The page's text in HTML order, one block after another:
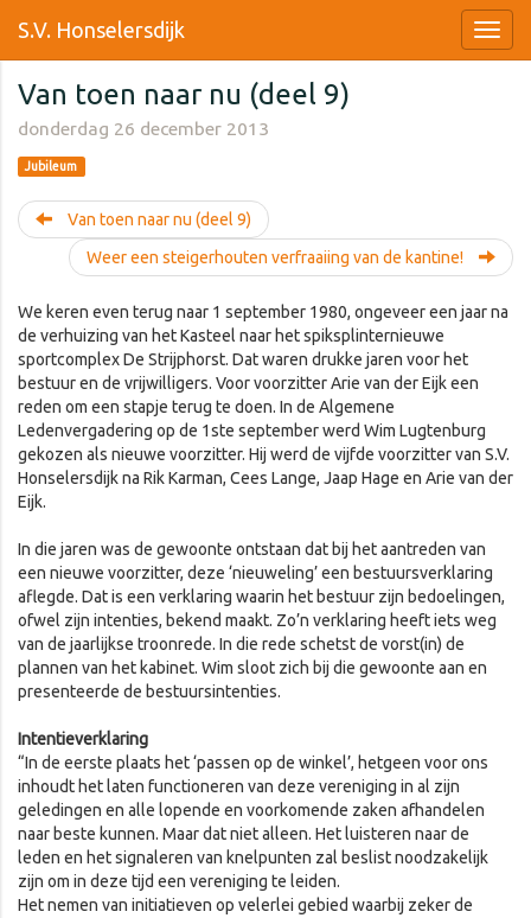
S.V. Honselersdijk
Van toen naar nu (deel 9)
donderdag 26 december 2013
Jubileum
Van toen naar nu (deel 9)
Weer een steigerhouten verfraaiing van de kantine!
We keren even terug naar 1 september 1980, ongeveer een jaar na
de verhuizing van het Kasteel naar het spiksplinternieuwe
sportcomplex De Strijphorst. Dat waren drukke jaren voor het
bestuur en de vrijwilligers. Voor voorzitter Arie van der Eijk een
reden om een stapje terug te doen. In de Algemene
Ledenvergadering op de 1ste september werd Wim Lugtenburg
gekozen als nieuwe voorzitter. Hij werd de vijfde voorzitter van S.V.
Honselersdijk na Rik Karman, Cees Lange, Jaap Hage en Arie van der
Eijk.
In die jaren was de gewoonte ontstaan dat bij het aantreden van
een nieuwe voorzitter, deze ‘nieuweling’ een bestuursverklaring
aflegde. Dat is een verklaring waarin het bestuur zijn bedoelingen,
ofwel zijn intenties, bekend maakt. Zo’n verklaring heeft iets weg
van de jaarlijkse troonrede. In die rede schetst de vorst(in) de
plannen van het kabinet. Wim sloot zich bij die gewoonte aan en
presenteerde de bestuursintenties.
Intentieverklaring
“In de eerste plaats het ‘passen op de winkel’, hetgeen voor ons
inhoudt het laten functioneren van deze vereniging in al zijn
geledingen en alle lopende en voorkomende zaken afhandelen
naar beste kunnen. Maar dat niet alleen. Het luisteren naar de
leden en het signaleren van knelpunten zal beslist noodzakelijk
zijn om in deze tijd een vereniging te leiden.
Het nemen van initiatieven op velerlei gebied waarbij zeker de